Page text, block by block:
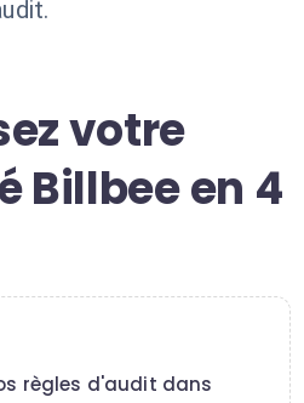
votre
Billbee en 4
règles d'audit dans